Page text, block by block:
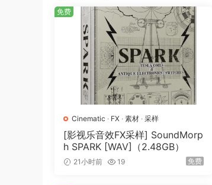
Cinematic · FX · 素材 · 采样
[影视乐音效FX采样] SoundMorp
h SPARK [WAV]（2.48GB）
21小时前 19 免费
免费